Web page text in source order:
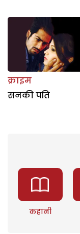
क्राइम
सनकी पति
कहानी